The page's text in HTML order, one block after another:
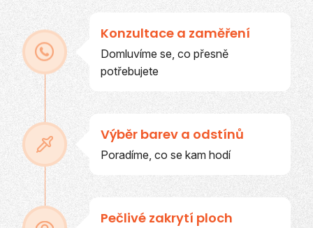
Konzultace a zaměření
Domluvíme se, co přesně
potřebujete
Výběr barev a odstínů
Poradíme, co se kam hodí
Pečlivé zakrytí ploch